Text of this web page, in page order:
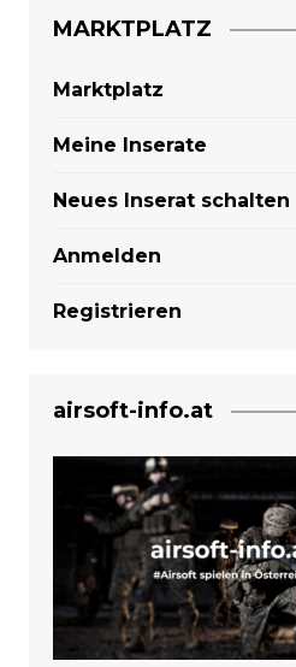
MARKTPLATZ
Marktplatz
Meine Inserate
Neues Inserat schalten
Anmelden
Registrieren
airsoft-info.at